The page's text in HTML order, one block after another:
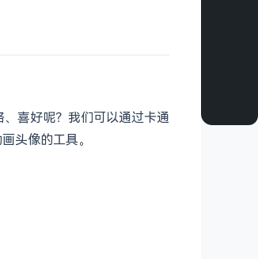
喜好呢？我们可以通过卡通
头像的工具。